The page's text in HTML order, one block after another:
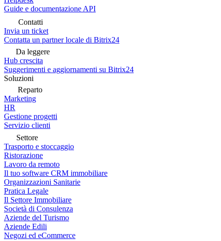
Guide e documentazione API
Contatti
Invia un ticket
Contatta un partner locale di Bitrix24
Da leggere
Hub crescita
Suggerimenti e aggiornamenti su Bitrix24
Soluzioni
Reparto
Marketing
HR
Gestione progetti
Servizio clienti
Settore
Trasporto e stoccaggio
Ristorazione
Lavoro da remoto
Il tuo software CRM immobiliare
Organizzazioni Sanitarie
Pratica Legale
Il Settore Immobiliare
Società di Consulenza
Aziende del Turismo
Aziende Edili
Negozi ed eCommerce